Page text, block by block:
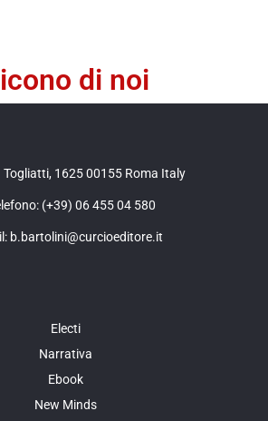
di noi
Togliatti, 1625 00155 Roma Italy
(+39) 06 455 04 580
b.bartolini@curcioeditore.it
Electi
Narrativa
Ebook
New Minds